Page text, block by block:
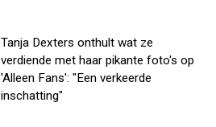
Tanja Dexters onthult wat ze
verdiende met haar pikante foto's op
'Alleen Fans': "Een verkeerde
inschatting"